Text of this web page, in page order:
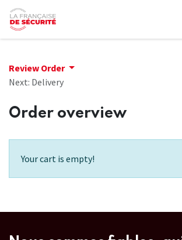
Skip to Content
Review Order
Next: Delivery
Order overview
Your cart is empty!